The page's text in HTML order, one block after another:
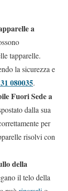
a
tapparelle.
la sicurezza e
080035.
Fuori Sede a
dalla sua
per
risolvi con
della
il telo della